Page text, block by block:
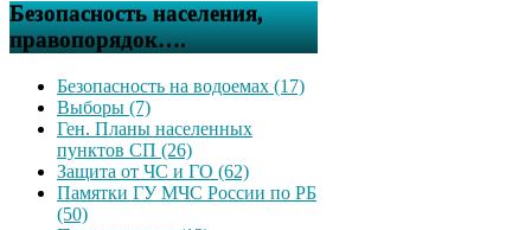
Безопасность населения,
правопорядок….
Безопасность на водоемах (17)
Выборы (7)
Ген. Планы населенных
пунктов СП (26)
Защита от ЧС и ГО (62)
Памятки ГУ МЧС России по РБ
(50)